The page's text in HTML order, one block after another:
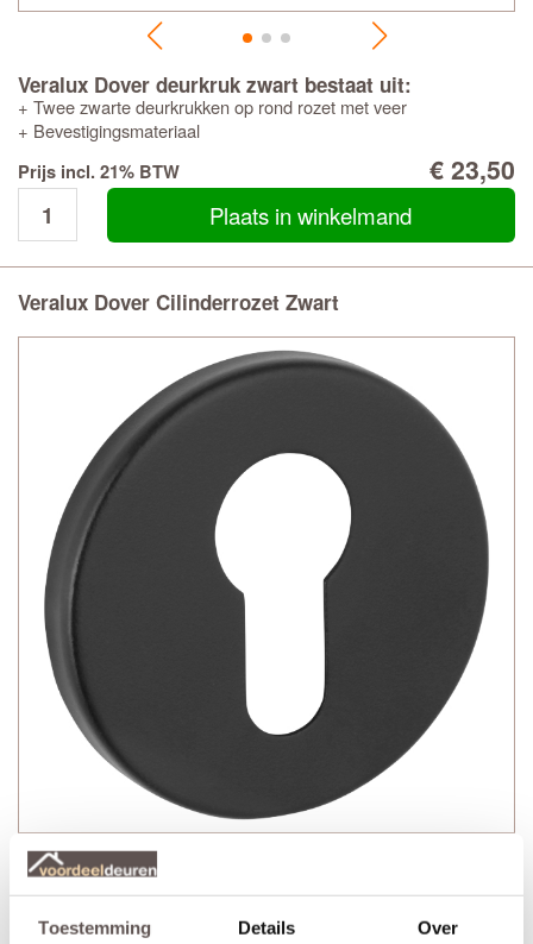
Toestemming Details Over
Veralux Dover deurkruk zwart bestaat uit:
+ Twee zwarte deurkrukken op rond rozet met veer
+ Bevestigingsmateriaal
Prijs incl. 21% BTW
€ 23,50
Plaats in winkelmand
Veralux Dover Cilinderrozet Zwart
Veralux Dover zwart sleutelrozet bestaat uit:
+ Twee zwarte sleutelrozetten Ø 52 mm